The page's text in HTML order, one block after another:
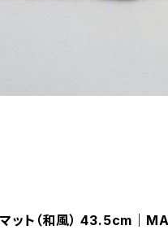
ット（和風） 43.5cm｜